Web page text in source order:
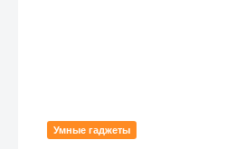
Умные гаджеты